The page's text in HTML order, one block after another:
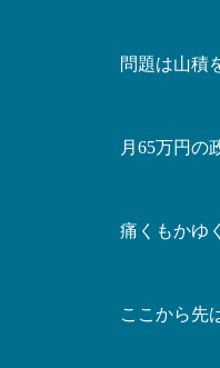
問題は山積
月65万円の
痛くもかゆ
ここから先